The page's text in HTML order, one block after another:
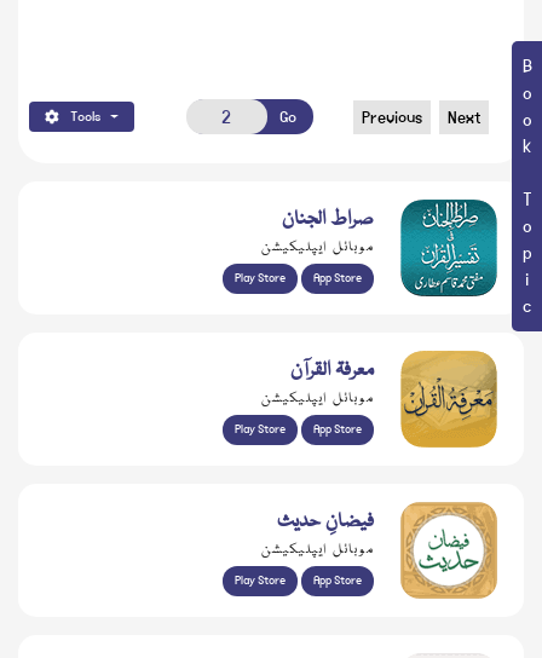
Book Topic
Tools Go Previous Next
صراط الجنان
موبائل ایپلیکیشن
Play Store App Store
معرفۃ القرآن
موبائل ایپلیکیشن
Play Store App Store
فیضانِ حدیث
موبائل ایپلیکیشن
Play Store App Store